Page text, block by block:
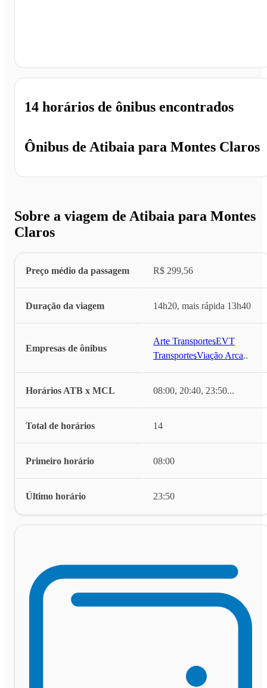
Ônibus de Atibaia para Montes Claros
14 horários de ônibus encontrados
Sobre a viagem de Atibaia para Montes
Claros
Preço médio da passagem R$ 299,56
Duração da viagem 14h20, mais rápida 13h40
Empresas de ônibus
Arte Transportes,EVT
Transportes,Viação Arca...
Horários ATB x MCL 08:00, 20:40, 23:50...
Total de horários 14
Primeiro horário 08:00
Último horário 23:50